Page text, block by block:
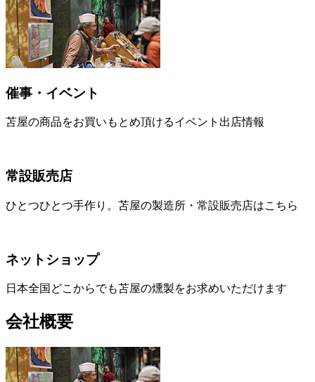
催事・イベント
苫屋の商品をお買いもとめ頂けるイベント出店情報
常設販売店
ひとつひとつ手作り。苫屋の製造所・常設販売店はこちら
ネットショップ
日本全国どこからでも苫屋の燻製をお求めいただけます
会社概要